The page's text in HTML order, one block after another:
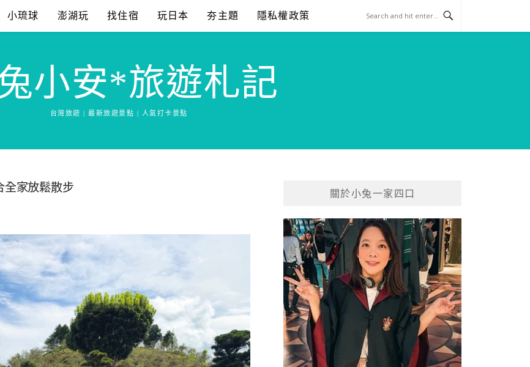
小琉球 澎湖玩 找住宿 玩日本 夯主題 隱私權政策
小安*旅遊札記
台灣旅遊 | 最新旅遊景點 | 人氣打卡景點
全家放鬆散步 關於小兔一家四口